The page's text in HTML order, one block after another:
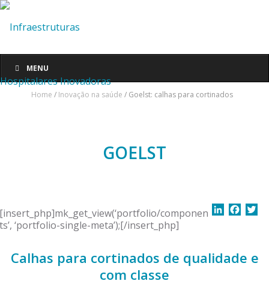
MENU
Home / Inovação na saúde / Goelst: calhas para cortinados
GOELST
e
b
t
[insert_php]mk_get_view(‘portfolio/componen
ts’, ‘portfolio-single-meta’);[/insert_php]
Calhas para cortinados de qualidade e
com classe